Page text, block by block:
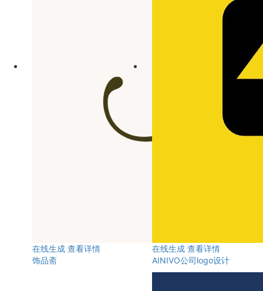
在线生成 查看详情
饰品斋
在线生成 查看详情
AINIVO公司logo设计